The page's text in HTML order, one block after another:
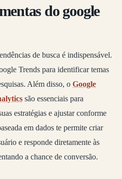
do google
de busca é indispensável.
Trends para identificar temas
Além disso, o Google
são essenciais para
estratégias e ajustar conforme
em dados te permite criar
e responde diretamente às
a chance de conversão.